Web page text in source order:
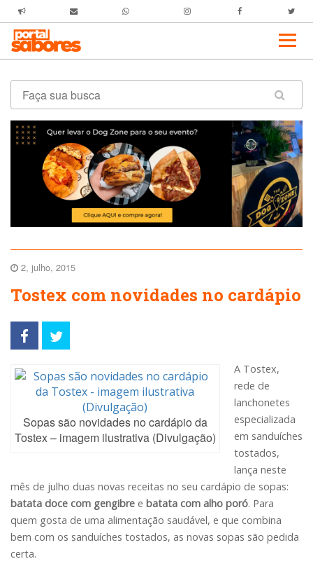
2, julho, 2015
Tostex com novidades no cardápio
Sopas são novidades no cardápio da
Tostex – imagem ilustrativa (Divulgação)
A Tostex,
rede de
lanchonetes
especializada
em sanduíches
tostados,
lança neste
mês de julho duas novas receitas no seu cardápio de sopas:
batata doce com gengibre e batata com alho poró. Para
quem gosta de uma alimentação saudável, e que combina
bem com os sanduíches tostados, as novas sopas são pedida
certa.